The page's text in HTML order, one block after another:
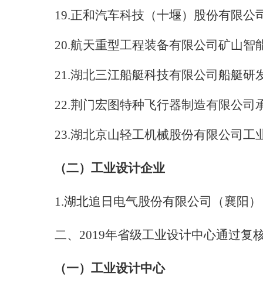
19.正和汽车科技（十堰）股份有限公
20.航天重型工程装备有限公司矿山智
21.湖北三江船艇科技有限公司船艇研
22.荆门宏图特种飞行器制造有限公司
23.湖北京山轻工机械股份有限公司工
（二）工业设计企业
1.湖北追日电气股份有限公司（襄阳）
二、2019年省级工业设计中心通过复
（一）工业设计中心